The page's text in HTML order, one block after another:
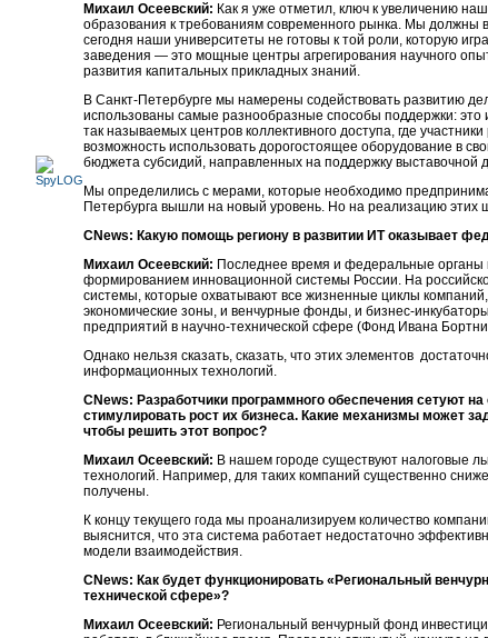
Михаил Осеевский: Как я уже отметил, ключ к увеличению
образования к требованиям современного рынка. Мы
сегодня наши университеты не готовы к той роли, которую
заведения — это мощные центры агрегирования научного
развития капитальных прикладных знаний.
В Санкт-Петербурге мы намерены содействовать развитию
использованы самые разнообразные способы поддержки: это
так называемых центров коллективного доступа, где
возможность использовать дорогостоящее оборудование в
бюджета субсидий, направленных на поддержку выставочной
Мы определились с мерами, которые необходимо
Петербурга вышли на новый уровень. Но на реализацию этих
CNews: Какую помощь региону в развитии ИТ оказывает
Михаил Осеевский: Последнее время и федеральные органы
формированием инновационной системы России. На
системы, которые охватывают все жизненные циклы
экономические зоны, и венчурные фонды, и бизнес-
предприятий в научно-технической сфере (Фонд Ивана
Однако нельзя сказать, сказать, что этих элементов
информационных технологий.
CNews: Разработчики программного обеспечения сетуют
стимулировать рост их бизнеса. Какие механизмы может
чтобы решить этот вопрос?
Михаил Осеевский: В нашем городе существуют налоговые
технологий. Например, для таких компаний существенно
получены.
К концу текущего года мы проанализируем количество
выяснится, что эта система работает недостаточно
модели взаимодействия.
CNews: Как будет функционировать «Региональный
технической сфере»?
Михаил Осеевский: Региональный венчурный фонд